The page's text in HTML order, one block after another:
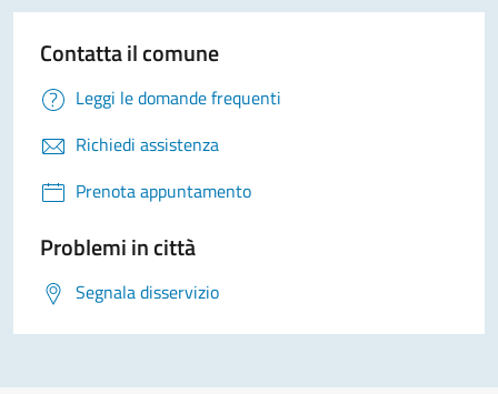
Contatta il comune
Leggi le domande frequenti
Richiedi assistenza
Prenota appuntamento
Problemi in città
Segnala disservizio